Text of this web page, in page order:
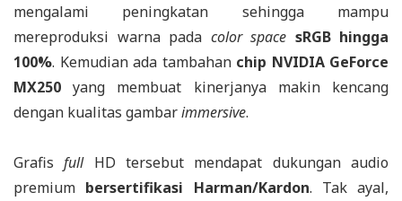
mengalami peningkatan sehingga mampu
mereproduksi warna pada color space sRGB hingga
100%. Kemudian ada tambahan chip NVIDIA GeForce
MX250yang membuat kinerjanya makin kencang
dengan kualitas gambarimmersive.
GrafisfullHD tersebut mendapat dukungan audio
premium bersertifikasi Harman/Kardon. Tak ayal,